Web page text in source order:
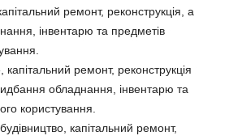
ремонт, реконструкція, а
інвентарю та предметів
капітальний ремонт, реконструкція
обладнання, інвентарю та
користування.
капітальний ремонт,